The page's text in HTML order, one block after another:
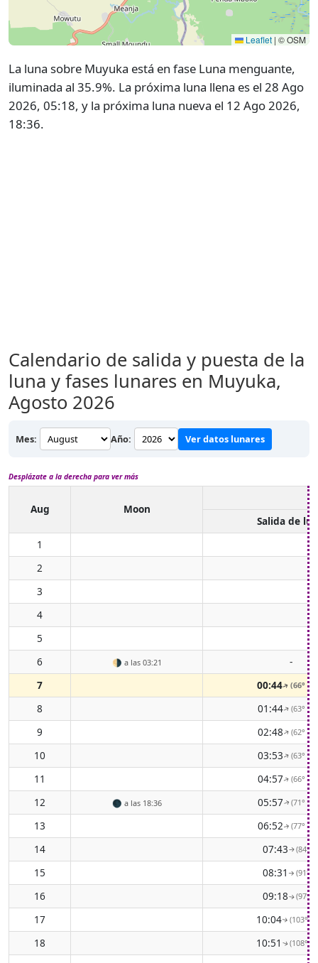
Leaflet | © OSM
La luna sobre Muyuka está en fase Luna menguante,
iluminada al 35.9%. La próxima luna llena es el 28 Ago
2026, 05:18, y la próxima luna nueva el 12 Ago 2026,
18:36.
Calendario de salida y puesta de la
luna y fases lunares en Muyuka,
Agosto 2026
Mes: Año: Ver datos lunares
Desplázate a la derecha para ver más
Aug
Moon
Salida de
1
2
3
4
5
6
🌗 a las 03:21
-
7
00:44↑(66°
8 01:44↑(63°
9 02:48↑(62°
10 03:53↑(63°
11 04:57↑(66°
12 🌑 a las 18:36 05:57↑(71°
13 06:52↑(77°
14 07:43↑(84° E)
15 08:31 ↑(91° E)
16 09:18↑(97° E)
17 10:04↑(103°
18 10:51 ↑(108°